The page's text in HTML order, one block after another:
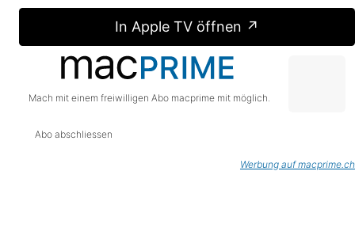
In Apple TV öffnen ↗
Mach mit einem freiwilligen Abo macprime mit möglich.
Abo abschliessen
Werbung auf macprime.ch